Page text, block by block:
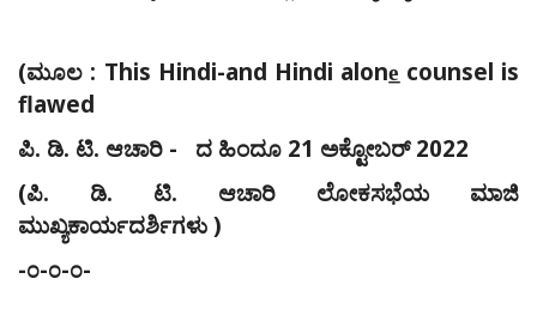
(ಮೂಲ : This Hindi-and Hindi alone counsel is
flawed
ಪಿ. ಡಿ. ಟಿ. ಆಚಾರಿ - ದ ಹಿಂದೂ 21 ಅಕ್ಟೋಬರ್‌ 2022
(ಪಿ. ಡಿ. ಟಿ. ಆಚಾರಿ ಲೋಕಸಭೆಯ ಮಾಜಿ
ಮುಖ್ಯಕಾರ್ಯದರ್ಶಿಗಳು )
-೦-೦-೦-